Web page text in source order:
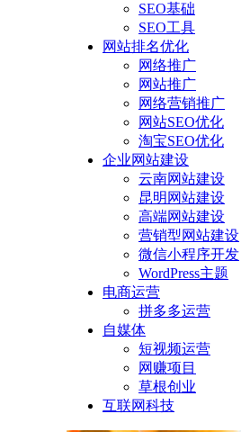
SEO基础
SEO工具
网站排名优化
网络推广
网站推广
网络营销推广
网站SEO优化
淘宝SEO优化
企业网站建设
云南网站建设
昆明网站建设
高端网站建设
营销型网站建设
微信小程序开发
WordPress主题
电商运营
拼多多运营
自媒体
短视频运营
网赚项目
草根创业
互联网科技